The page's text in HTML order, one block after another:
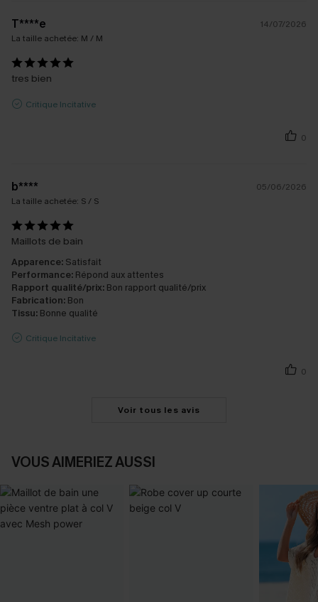
T****e
14/07/2026
La taille achetée: M / M
tres bien
Critique Incitative
0
b****
05/06/2026
La taille achetée: S / S
Maillots de bain
Apparence: Satisfait
Performance: Répond aux attentes
Rapport qualité/prix: Bon rapport qualité/prix
Fabrication: Bon
Tissu: Bonne qualité
Critique Incitative
0
Voir tous les avis
VOUS AIMERIEZ AUSSI